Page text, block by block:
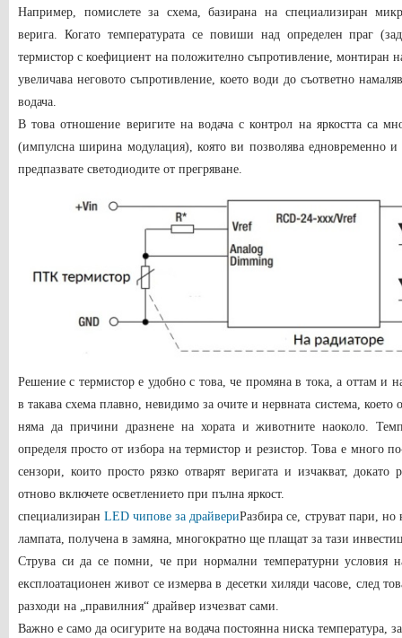
Например, помислете за схема, базирана на специализиран
верига. Когато температурата се повиши над определен праг
термистор с коефициент на положително съпротивление, монтиран
увеличава неговото съпротивление, което води до съответно
водача.
В това отношение веригите на водача с контрол на яркостта са
(импулсна ширина модулация), която ви позволява едновременно и
предпазвате светодиодите от прегряване.
Решение с термистор е удобно с това, че промяна в тока, а оттам и
в такава схема плавно, невидимо за очите и нервната система,
няма да причини дразнене на хората и животните наоколо.
определя просто от избора на термистор и резистор. Това е много
сензори, които просто рязко отварят веригата и изчакват, докато
отново включете осветлението при пълна яркост.
специализиранLED чипове за драйвериРазбира се, струват пари,
лампата, получена в замяна, многократно ще плащат за тази
Струва си да се помни, че при нормални температурни условия
експлоатационен живот се измерва в десетки хиляди часове, след
разходи на „правилния“ драйвер изчезват сами.
Важно е само да осигурите на водача постоянна ниска температура,